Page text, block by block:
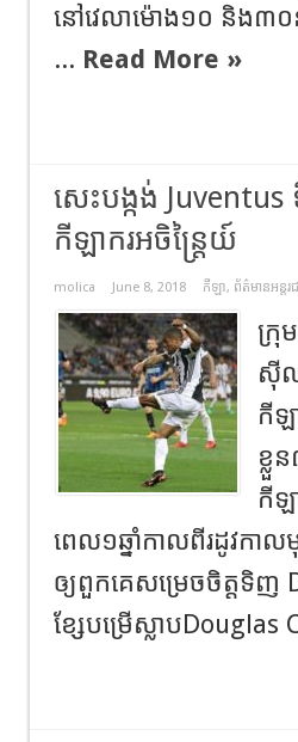
នៅវេលាម៉ោង១០ និង៣០ន
... Read More »
សេះបង្កង់
កីឡាករអចិន្រ្តៃយ៍
molica June 8, 2018 កីឡា, ព័ត៌មានអន្តរ
ក្រុ
ស៊ីល
កីឡ
ខ្លួ
កីឡ
ពេល១ឆ្នាំកាលពីរដូវកា
ឲ្យពួកគេសម្រេចចិត្តទិញ
ខ្សែបម្រើស្លាបDouglas